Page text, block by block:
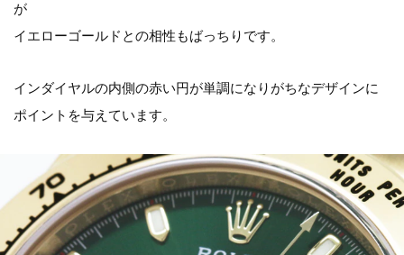
が
イエローゴールドとの相性もばっちりです。
インダイヤルの内側の赤い円が単調になりがちなデザインに
ポイントを与えています。